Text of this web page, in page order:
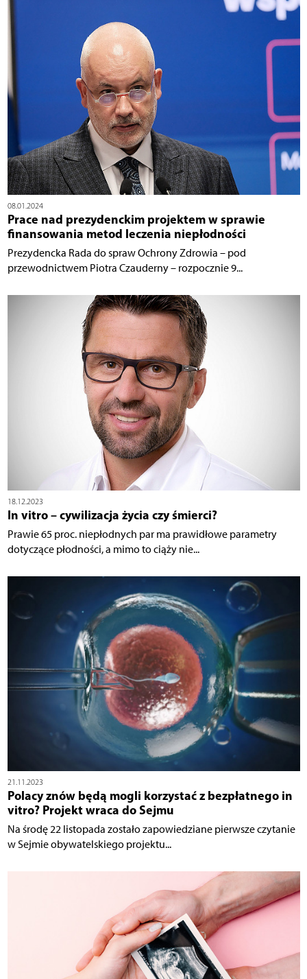
08.01.2024
Prace nad prezydenckim projektem w sprawie
finansowania metod leczenia niepłodności
Prezydencka Rada do spraw Ochrony Zdrowia – pod
przewodnictwem Piotra Czauderny – rozpocznie 9...
18.12.2023
In vitro – cywilizacja życia czy śmierci?
Prawie 65 proc. niepłodnych par ma prawidłowe parametry
dotyczące płodności, a mimo to ciąży nie...
21.11.2023
Polacy znów będą mogli korzystać z bezpłatnego in
vitro? Projekt wraca do Sejmu
Na środę 22 listopada zostało zapowiedziane pierwsze czytanie
w Sejmie obywatelskiego projektu...